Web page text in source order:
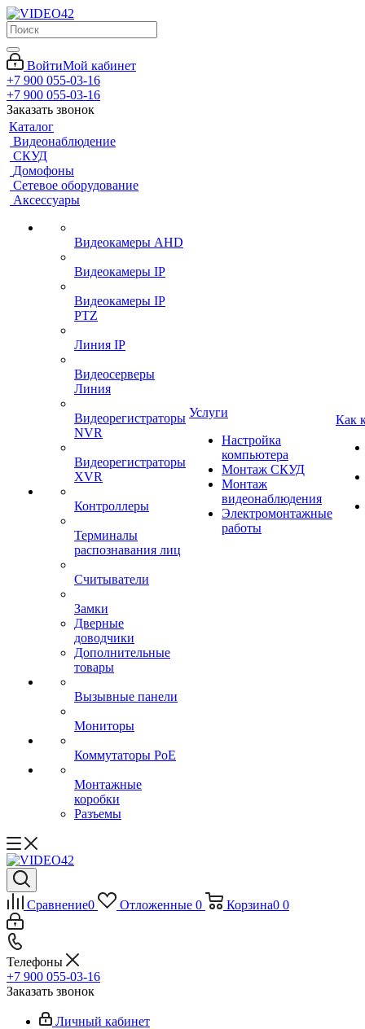
ВойтиМой кабинет
+7 900 055-03-16
+7 900 055-03-16
Заказать звонок
Каталог
Видеонаблюдение
СКУД
Домофоны
Сетевое оборудование
Аксессуары
Видеокамеры AHD
Видеокамеры IP
Видеокамеры IP
PTZ
Линия IP
Видеосерверы
Линия
Видеорегистраторы
NVR
Видеорегистраторы
XVR
Контроллеры
Терминалы
распознавания лиц
Считыватели
Замки
Дверные
доводчики
Дополнительные
товары
Вызывные панели
Мониторы
Коммутаторы PoE
Монтажные
коробки
Разъемы
Услуги
Настройка
компьютера
Монтаж СКУД
Монтаж
видеонаблюдения
Электромонтажные
работы
Как
Сравнение0 Отложенные 0 Корзина0 0
Телефоны
+7 900 055-03-16
Заказать звонок
Личный кабинет